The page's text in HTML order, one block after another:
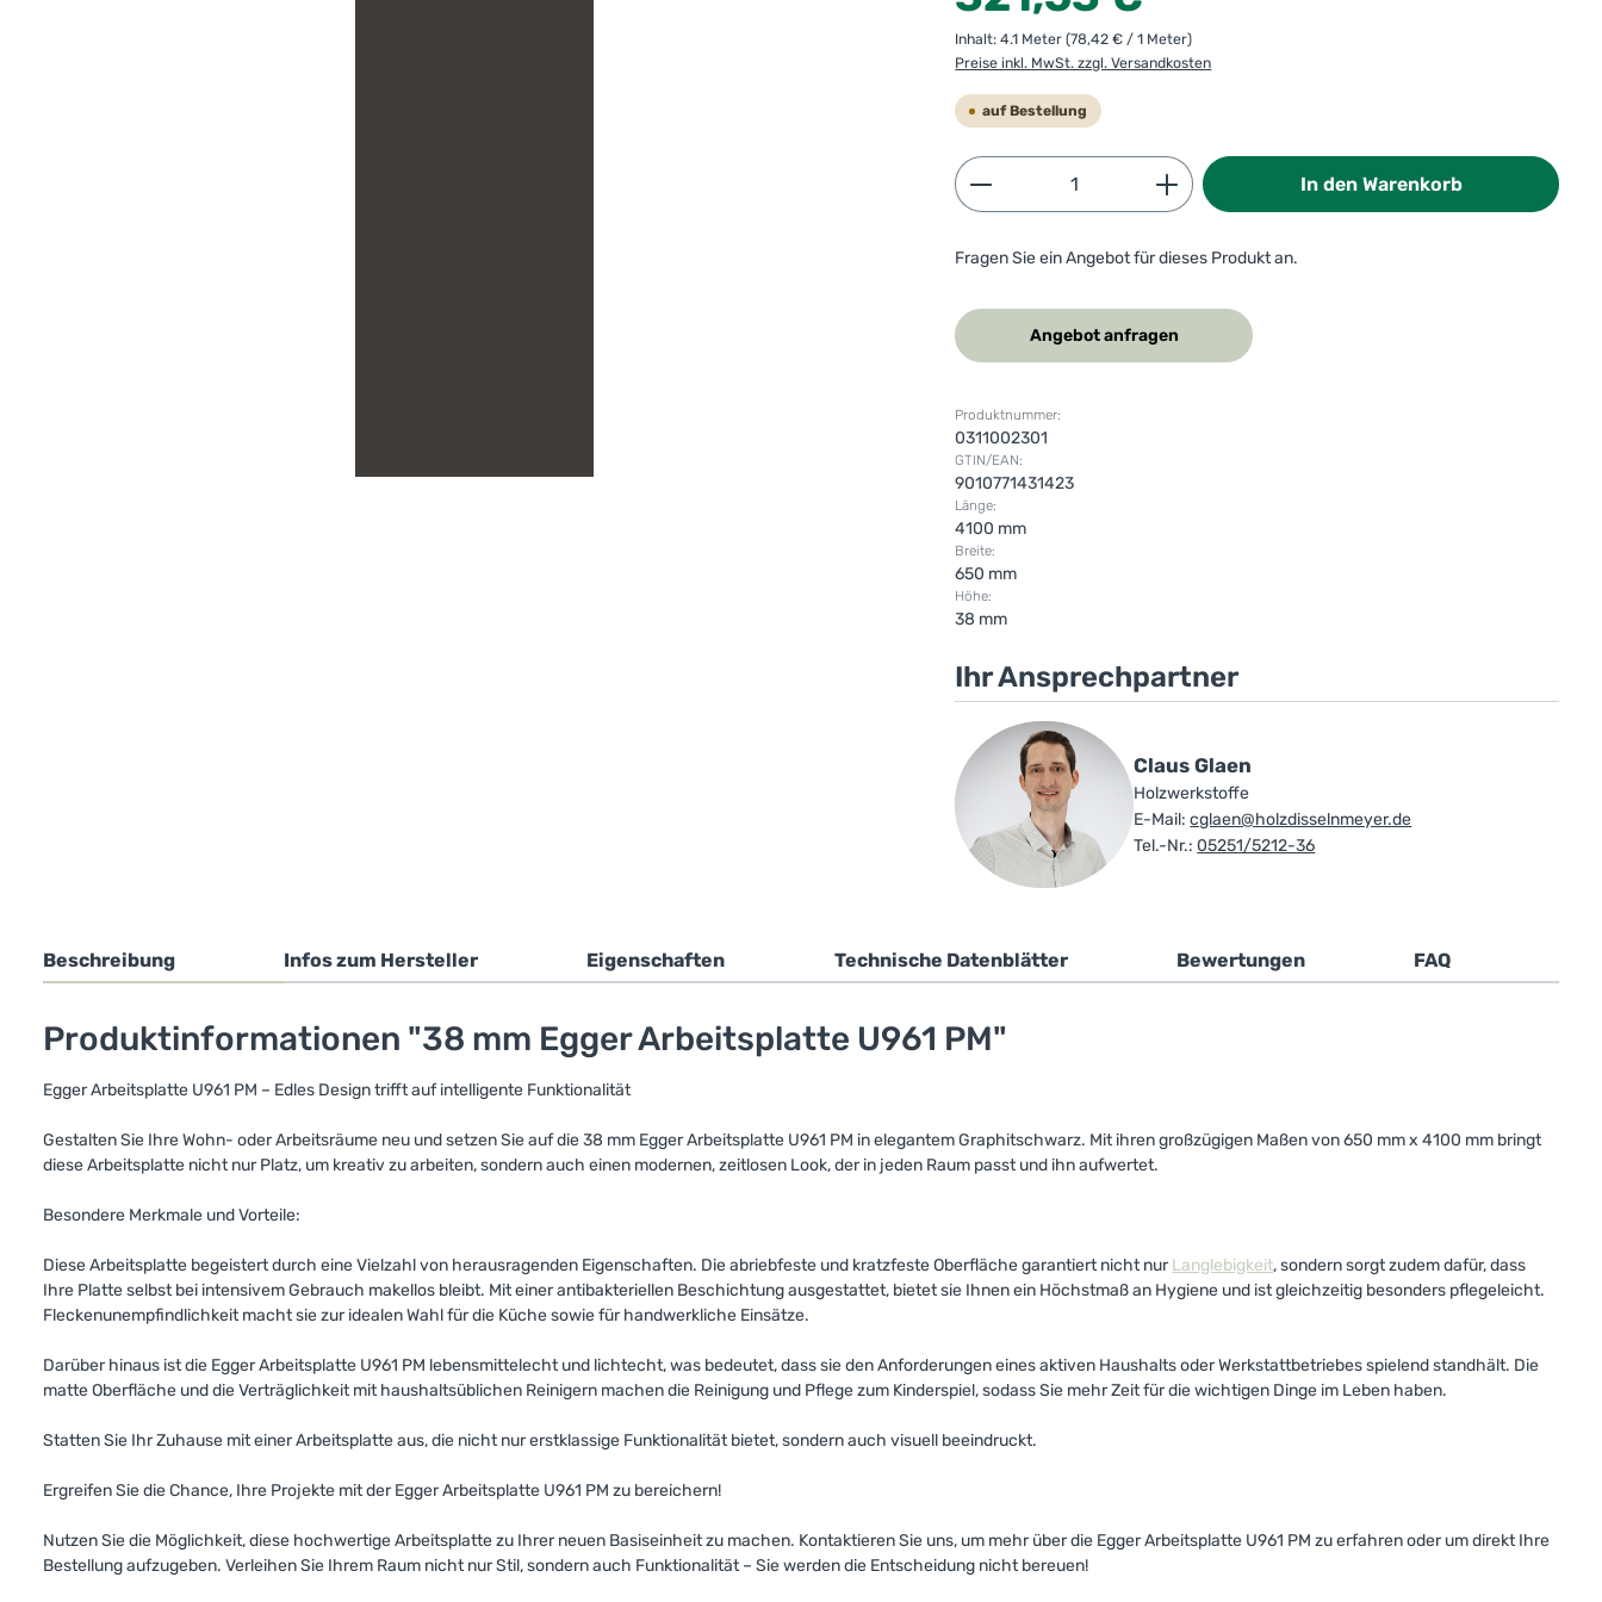
Inhalt:4.1 Meter(78,42 € / 1 Meter)
Preise inkl. MwSt. zzgl. Versandkosten
auf Bestellung
Produkt Anzahl: Gib den gewünschten Wert ein
In den Warenkorb
Fragen Sie ein Angebot für dieses Produkt an.
Angebot anfragen
Produktnummer:
0311002301
GTIN/EAN:
9010771431423
Länge:
4100 mm
Breite:
650 mm
Höhe:
38 mm
Ihr Ansprechpartner
Claus Glaen
Holzwerkstoffe
E-Mail: cglaen@holzdisselnmeyer.de
Tel.-Nr.: 05251/5212-36
Beschreibung Infos zum Hersteller Eigenschaften Technische Datenblätter Bewertungen FAQ
Produktinformationen "38 mm Egger Arbeitsplatte U961 PM"
Egger Arbeitsplatte U961 PM – Edles Design trifft auf intelligente Funktionalität
Gestalten Sie Ihre Wohn- oder Arbeitsräume neu und setzen Sie auf die 38 mm Egger Arbeitsplatte U961 PM in elegantem Graphitschwarz. Mit ihren großzügigen Maßen von 650 mm x 4100 mm bringt
diese Arbeitsplatte nicht nur Platz, um kreativ zu arbeiten, sondern auch einen modernen, zeitlosen Look, der in jeden Raum passt und ihn aufwertet.
Besondere Merkmale und Vorteile:
Diese Arbeitsplatte begeistert durch eine Vielzahl von herausragenden Eigenschaften. Die abriebfeste und kratzfeste Oberfläche garantiert nicht nurLanglebigkeit, sondern sorgt zudem dafür, dass
Ihre Platte selbst bei intensivem Gebrauch makellos bleibt. Mit einer antibakteriellen Beschichtung ausgestattet, bietet sie Ihnen ein Höchstmaß an Hygiene und ist gleichzeitig besonders pflegeleicht.
Fleckenunempfindlichkeit macht sie zur idealen Wahl für die Küche sowie für handwerkliche Einsätze.
Darüber hinaus ist die Egger Arbeitsplatte U961 PM lebensmittelecht und lichtecht, was bedeutet, dass sie den Anforderungen eines aktiven Haushalts oder Werkstattbetriebes spielend standhält. Die
matte Oberfläche und die Verträglichkeit mit haushaltsüblichen Reinigern machen die Reinigung und Pflege zum Kinderspiel, sodass Sie mehr Zeit für die wichtigen Dinge im Leben haben.
Statten Sie Ihr Zuhause mit einer Arbeitsplatte aus, die nicht nur erstklassige Funktionalität bietet, sondern auch visuell beeindruckt.
Ergreifen Sie die Chance, Ihre Projekte mit der Egger Arbeitsplatte U961 PM zu bereichern!
Nutzen Sie die Möglichkeit, diese hochwertige Arbeitsplatte zu Ihrer neuen Basiseinheit zu machen. Kontaktieren Sie uns, um mehr über die Egger Arbeitsplatte U961 PM zu erfahren oder um direkt Ihre
Bestellung aufzugeben. Verleihen Sie Ihrem Raum nicht nur Stil, sondern auch Funktionalität – Sie werden die Entscheidung nicht bereuen!